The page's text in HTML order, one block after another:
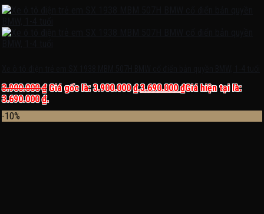
3.900.000₫ Giá gốc là: 3.900.000 ₫.3.690.000₫Giá hiện tại là:
3.690.000 ₫.
-10%